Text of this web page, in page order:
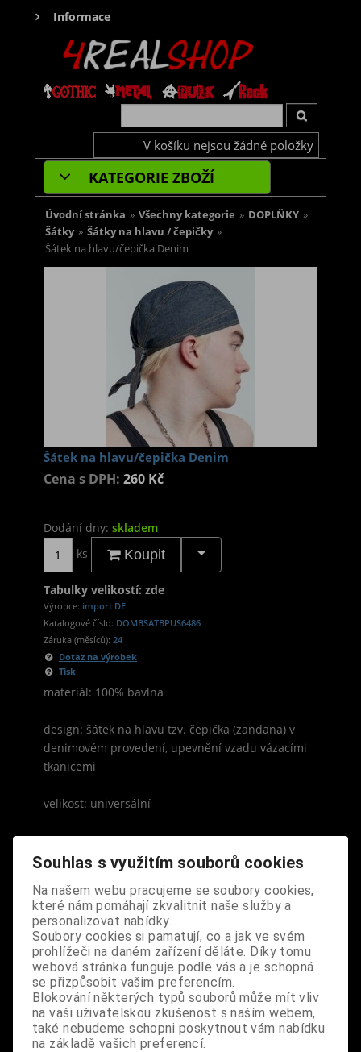
Informace
V košíku nejsou žádné položky
KATEGORIE ZBOŽÍ
Úvodní stránka » Všechny kategorie » DOPLŇKY »
Šátky » Šátky na hlavu / čepičky »
Šátek na hlavu/čepička Denim
Šátek na hlavu/čepička Denim
Cena s DPH: 260 Kč
Dodání dny: skladem
ks
Koupit
Tabulky velikostí: zde
Výrobce: import DE
Katalogové číslo: DOMBSATBPUS6486
Záruka (měsíců): 24
Dotaz na výrobek
Tisk
materiál: 100% bavlna
design: šátek na hlavu tzv. čepička (zandana) v
denimovém provedení, upevnění vzadu vázacími
tkanicemi
velikost: universální
S výrobkem se také prodává
Souhlas s využitím souborů cookies
Na našem webu pracujeme se soubory cookies,
které nám pomáhají zkvalitnit naše služby a
personalizovat nabídky.
Soubory cookies si pamatují, co a jak ve svém
prohlížeči na daném zařízení děláte. Díky tomu
webová stránka funguje podle vás a je schopná
se přizpůsobit vašim preferencím.
Blokování některých typů souborů může mít vliv
na vaši uživatelskou zkušenost s naším webem,
také nebudeme schopni poskytnout vám nabídku
na základě vašich preferencí.